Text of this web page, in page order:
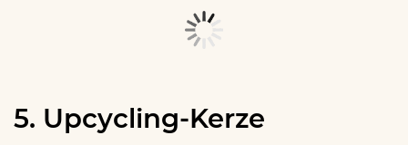
5. Upcycling-Kerze